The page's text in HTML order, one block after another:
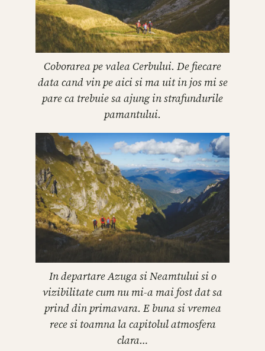
Coborarea pe valea Cerbului. De fiecare
data cand vin pe aici si ma uit in jos mi se
pare ca trebuie sa ajung in strafundurile
pamantului.
In departare Azuga si Neamtului si o
vizibilitate cum nu mi-a mai fost dat sa
prind din primavara. E buna si vremea
rece si toamna la capitolul atmosfera
clara…